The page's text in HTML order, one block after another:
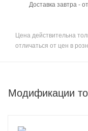
Доставка завтра -
Цена действительна
отличаться от цен в
Модификации